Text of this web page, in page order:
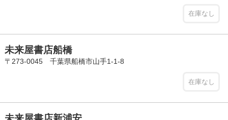
在庫なし
未来屋書店船橋
〒273-0045 千葉県船橋市山手1-1-8
在庫なし